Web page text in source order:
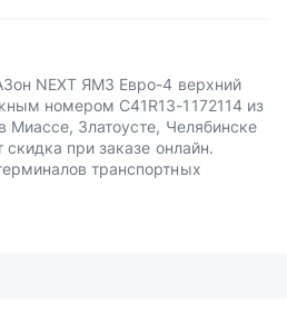
NEXT ЯМЗ Евро-4 верхний
номером С41R13-1172114 из
Миассе, Златоусте, Челябинске
скидка при заказе онлайн.
транспортных